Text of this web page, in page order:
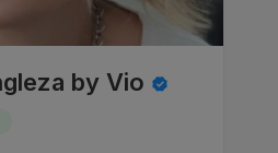
by Vio